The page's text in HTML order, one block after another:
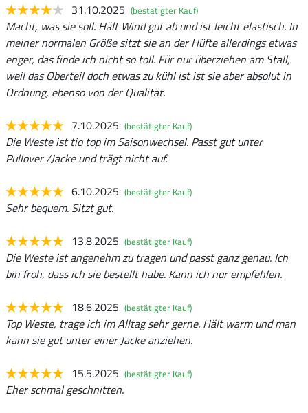
31.10.2025 (bestätigter Kauf)
Macht, was sie soll. Hält Wind gut ab und ist leicht elastisch. In
meiner normalen Größe sitzt sie an der Hüfte allerdings etwas
enger, das finde ich nicht so toll. Für nur überziehen am Stall,
weil das Oberteil doch etwas zu kühl ist ist sie aber absolut in
Ordnung, ebenso von der Qualität.
7.10.2025 (bestätigter Kauf)
Die Weste ist tio top im Saisonwechsel. Passt gut unter
Pullover /Jacke und trägt nicht auf.
6.10.2025 (bestätigter Kauf)
Sehr bequem. Sitzt gut.
13.8.2025 (bestätigter Kauf)
Die Weste ist angenehm zu tragen und passt ganz genau. Ich
bin froh, dass ich sie bestellt habe. Kann ich nur empfehlen.
18.6.2025 (bestätigter Kauf)
Top Weste, trage ich im Alltag sehr gerne. Hält warm und man
kann sie gut unter einer Jacke anziehen.
15.5.2025 (bestätigter Kauf)
Eher schmal geschnitten.